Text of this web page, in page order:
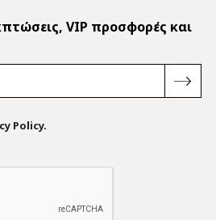
VIP προσφορές και
Policy.